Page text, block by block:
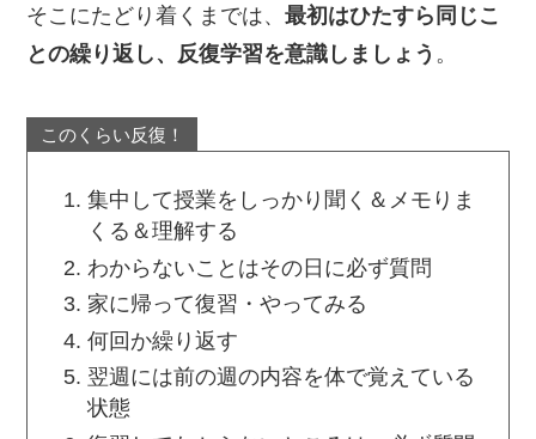
そこにたどり着くまでは、最初はひたすら同じこ
との繰り返し、反復学習を意識しましょう 。
このくらい反復！
集中して授業をしっかり聞く＆メモりま
くる＆理解する
わからないことはその日に必ず質問
家に帰って復習・やってみる
何回か繰り返す
翌週には前の週の内容を体で覚えている
状態